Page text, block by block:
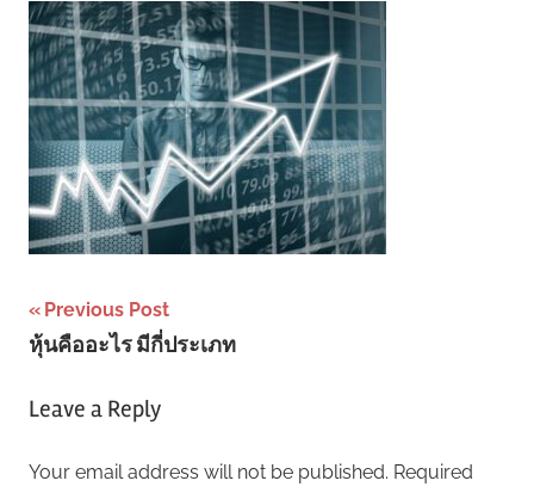
Post
navigation
Previous Post
หุ้นคืออะไร มีกี่ประเภท
Leave a Reply
Your email address will not be published. Required